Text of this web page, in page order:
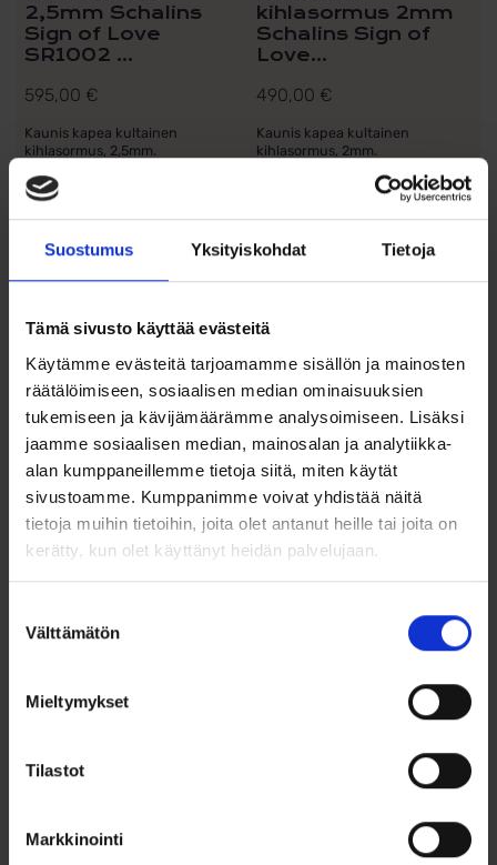
Suostumus Yksityiskohdat Tietoja
Tämä sivusto käyttää evästeitä
Käytämme evästeitä tarjoamamme sisällön ja mainosten
räätälöimiseen, sosiaalisen median ominaisuuksien
tukemiseen ja kävijämäärämme analysoimiseen. Lisäksi
jaamme sosiaalisen median, mainosalan ja analytiikka-
alan kumppaneillemme tietoja siitä, miten käytät
sivustoamme. Kumppanimme voivat yhdistää näitä
tietoja muihin tietoihin, joita olet antanut heille tai joita on
kerätty, kun olet käyttänyt heidän palvelujaan.
valinta
Välttämätön
Mieltymykset
Tilastot
Markkinointi
2,5mm Schalins
Sign of Love
SR1002 ...
595,00 €
Kaunis kapea kultainen
kihlasormus, 2,5mm.
Lisää toivelistalle
kihlasormus 2mm
Schalins Sign of
Love...
490,00 €
Kaunis kapea kultainen
kihlasormus, 2mm.
Lisää toivelistalle
Kihlasormus
Schalins Color of
Love SR3002
854,00€
valkokulta
Kihlasormus
Schalins Color of
Love SR3001
Kihlasormus 3,5mm ruusukulta-